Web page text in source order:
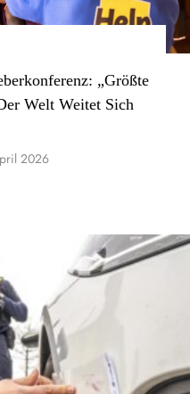
„Größte
Welt Weitet Sich
2026